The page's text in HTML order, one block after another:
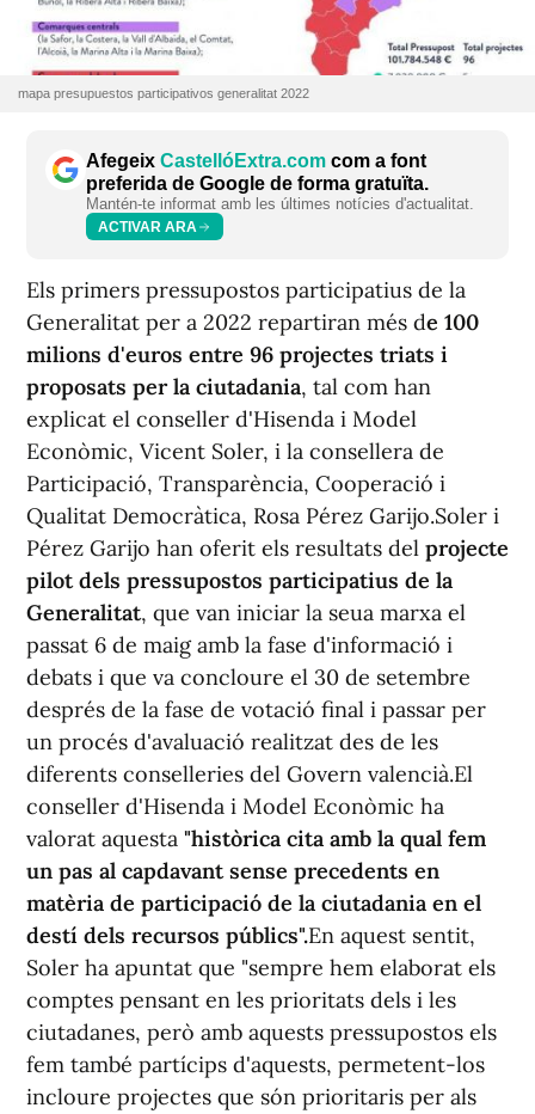
mapa presupuestos participativos generalitat 2022
Afegeix CastellóExtra.com com a font
preferida de Google de forma gratuïta.
Mantén-te informat amb les últimes notícies d'actualitat.
ACTIVAR ARA
Els primers pressupostos participatius de la
Generalitat per a 2022 repartiran més de 100
milions d'euros entre 96 projectes triats i
proposats per la ciutadania, tal com han
explicat el conseller d'Hisenda i Model
Econòmic, Vicent Soler, i la consellera de
Participació, Transparència, Cooperació i
Qualitat Democràtica, Rosa Pérez Garijo.Soler i
Pérez Garijo han oferit els resultats del projecte
pilot dels pressupostos participatius de la
Generalitat, que van iniciar la seua marxa el
passat 6 de maig amb la fase d'informació i
debats i que va concloure el 30 de setembre
després de la fase de votació final i passar per
un procés d'avaluació realitzat des de les
diferents conselleries del Govern valencià.El
conseller d'Hisenda i Model Econòmic ha
valorat aquesta "històrica cita amb la qual fem
un pas al capdavant sense precedents en
matèria de participació de la ciutadania en el
destí dels recursos públics".En aquest sentit,
Soler ha apuntat que "sempre hem elaborat els
comptes pensant en les prioritats dels i les
ciutadanes, però amb aquests pressupostos els
fem també partícips d'aquests, permetent-los
incloure projectes que són prioritaris per als